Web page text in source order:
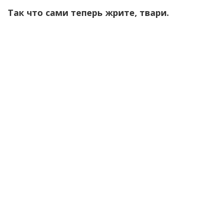
Так что сами теперь жрите, твари.